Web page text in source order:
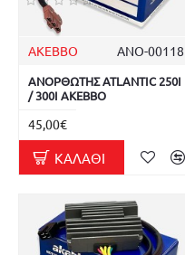
AKEBBO ΑΝΟ-00118
ΑΝΟΡΘΩΤΗΣ ATLANTIC 250I
/ 300I AKEBBO
45,00€
ΚΑΛΆΘΙ